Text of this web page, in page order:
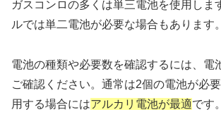
ガスコンロの多くは単三電池を使用しま
ルでは単二電池が必要な場合もあります。
電池の種類や必要数を確認するには、電
ご確認ください。通常は2個の電池が必
用する場合にはアルカリ電池が最適です。